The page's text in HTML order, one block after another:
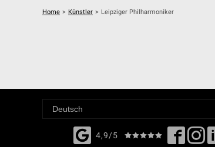
Home > Künstler > Leipziger Philharmoniker
4,9/5